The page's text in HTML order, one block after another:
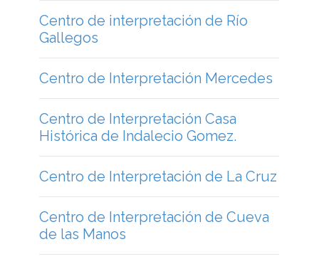
Museo Histórico y Arqueológico
Andrés Guacurarí
Biocentro Iguazú
Centro de Interpretación Aguará.
Centro de interpretación de Río
Gallegos
Centro de Interpretación Mercedes